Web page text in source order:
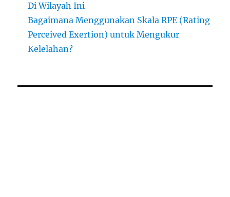
Di Wilayah Ini
Bagaimana Menggunakan Skala RPE (Rating
Perceived Exertion) untuk Mengukur
Kelelahan?